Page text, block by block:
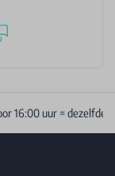
16:00 uur = dezelfde